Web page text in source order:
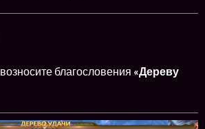
возносите благословения «Дереву